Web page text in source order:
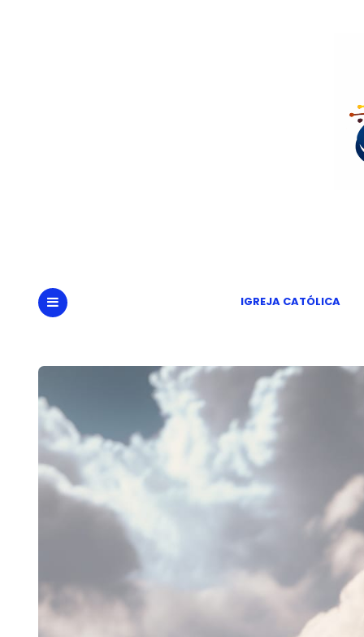
IGREJA CATÓLICA